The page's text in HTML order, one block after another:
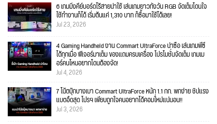
6 เกมมิ่งคีย์บอร์ดไร้สายน่าใช้ เล่นเกมยาวทั้งวัน RGB จัดเต็มโดนใจ
ใช้ทำงานก็ได้ เริ่มต้นแค่ 1,310 บาท ก็ซื้อมาใช้ได้เลย!
Jul 23, 2026
4 Gaming Handheld งาน Commart UltraForce น่าซื้อ เล่นเกมพีซี
ได้ทุกเมื่อ ฟีเจอร์มาเต็ม ของแถมครบเครื่อง โปรโมชั่นจัดเต็ม เกมเม
อร์คนไหนอยากโดนต้องจัด!
Jul 4, 2026
7 โน้ตบุ๊กบางเบา Commart UltraForce หนัก 1.1 กก. พกง่าย ชิปแรง
แบตอึดสุด โปรฯ เพียบถูกใจคนอยากได้คอมใ่หม่แน่นอน!!
Jul 3, 2026